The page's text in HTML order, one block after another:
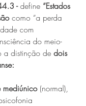
- define “Estados
como “a perda
com
do meio-
a distinção de dois
mediúnico (normal),